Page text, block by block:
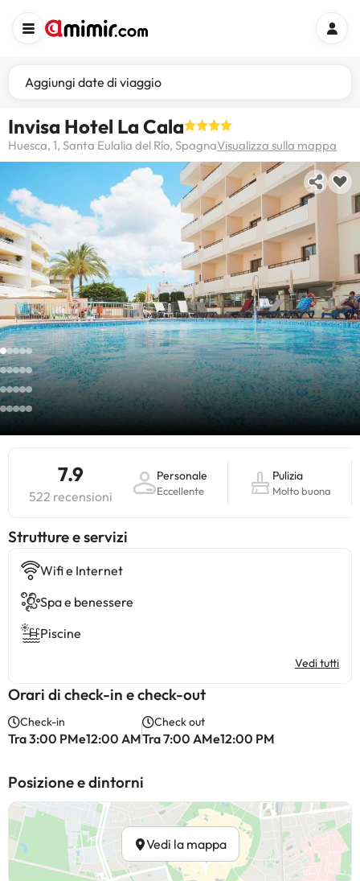
Aggiungi date di viaggio
Invisa Hotel La Cala
Huesca, 1, Santa Eulalia del Río, SpagnaVisualizza sulla mappa
7.9
522 recensioni
Personale
Eccellente
Pulizia
Molto buona
​Strutture e servizi
Wifi e Internet
Spa e benessere
Piscine
Vedi tutti
Orari di check-in e check-out
Check-in
Tra 3:00 PMe12:00 AM
Check out
Tra 7:00 AMe12:00 PM
Posizione e dintorni
Vedi la mappa